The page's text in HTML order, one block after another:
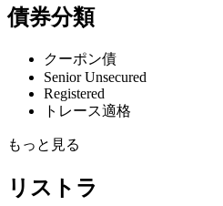
債券分類
クーポン債
Senior Unsecured
Registered
トレース適格
もっと見る
リストラ